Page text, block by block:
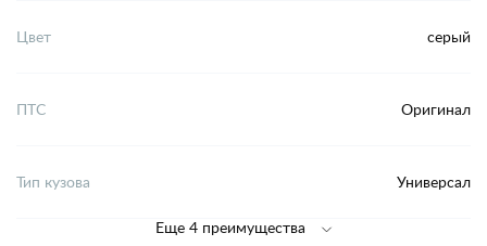
Цвет серый
ПТС Оригинал
Тип кузова Универсал
Еще 4 преимущества